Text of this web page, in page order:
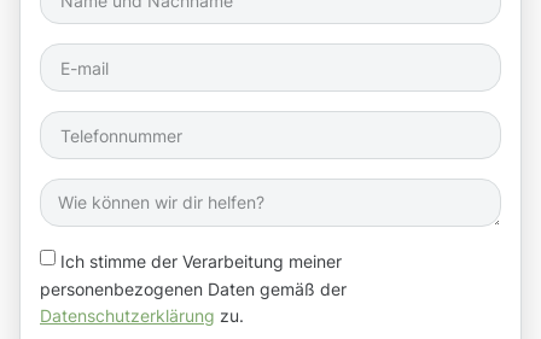
Ich stimme der Verarbeitung meiner
personenbezogenen Daten gemäß der
Datenschutzerklärung zu.